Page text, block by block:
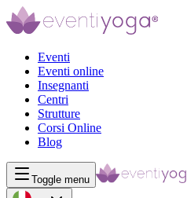
Eventi
Eventi online
Insegnanti
Centri
Strutture
Corsi Online
Blog
Toggle menu